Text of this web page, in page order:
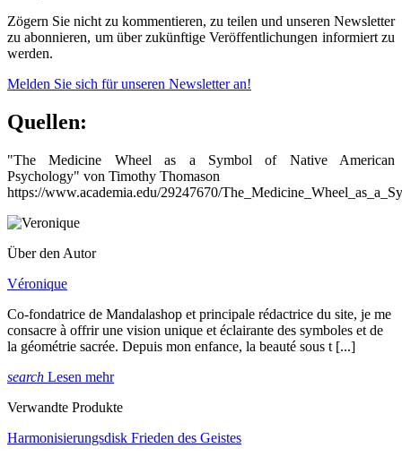
Zögern Sie nicht zu kommentieren, zu teilen und unseren Newsletter
zu abonnieren, um über zukünftige Veröffentlichungen informiert zu
werden.
Melden Sie sich für unseren Newsletter an!
Quellen:
"The Medicine Wheel as a Symbol of Native American
Psychology" von Timothy Thomason
https://www.academia.edu/29247670/
Über den Autor
Véronique
Co-fondatrice de Mandalashop et principale rédactrice du site, je me
consacre à offrir une vision unique et éclairante des symboles et de
la géométrie sacrée. Depuis mon enfance, la beauté sous t [...]
search Lesen mehr
Verwandte Produkte
Harmonisierungsdisk Frieden des Geistes